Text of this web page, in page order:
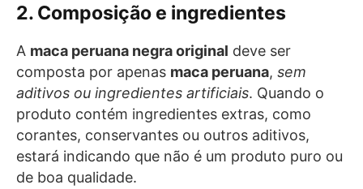
2. Composição e ingredientes
A maca peruana negra original deve ser
composta por apenas maca peruana, sem
aditivos ou ingredientes artificiais. Quando o
produto contém ingredientes extras, como
corantes, conservantes ou outros aditivos,
estará indicando que não é um produto puro ou
de boa qualidade.